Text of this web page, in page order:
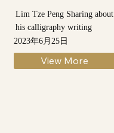
Lim Tze Peng Sharing about
his calligraphy writing
2023年6月25日
View More